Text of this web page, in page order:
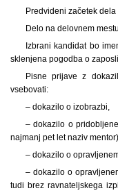
Predvideni začetek
Delo na delovnem
Izbrani kandidat bo
sklenjena pogodba o
Pisne prijave z
vsebovati:
– dokazilo o izobrazbi,
– dokazilo o
najmanj pet let naziv
– dokazilo o
– dokazilo o
tudi brez ravnateljskega